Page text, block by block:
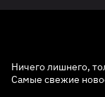
Ничего лишнего,
Самые свежие